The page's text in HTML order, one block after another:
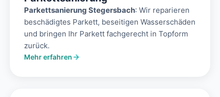
Parkettsanierung Stegersbach: Wir reparieren
beschädigtes Parkett, beseitigen Wasserschäden
und bringen Ihr Parkett fachgerecht in Topform
zurück.
Mehr erfahren